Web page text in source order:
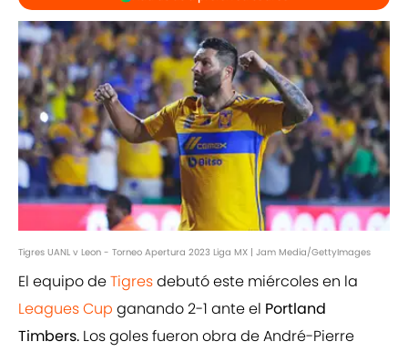
Tigres UANL v Leon - Torneo Apertura 2023 Liga MX | Jam Media/GettyImages
El equipo deTigresdebutó este miércoles en la
Leagues Cup ganando 2-1 ante el Portland
Timbers. Los goles fueron obra de André-Pierre